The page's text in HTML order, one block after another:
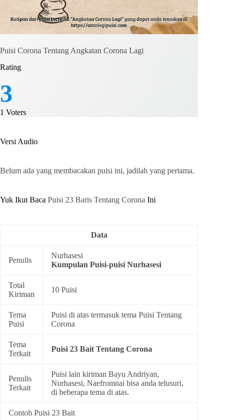
Puisi Corona Tentang Angkatan Corona Lagi
Rating
3
1 Voters
Versi Audio
Belum ada yang membacakan puisi ini, jadilah yang pertama.
Yuk Ikut Baca Puisi 23 Baris Tentang Corona Ini
Data
Penulis
Nurhasesi
Kumpulan Puisi-puisi Nurhasesi
Total
Kiriman
10 Puisi
Tema
Puisi
Puisi di atas termasuk tema Puisi Tentang
Corona
Tema
Terkait
Puisi 23 Bait Tentang Corona
Penulis
Terkait
Puisi lain kiriman Bayu Andriyan,
Nurhasesi, Naefromnai bisa anda telusuri,
di beberapa tema di atas.
Contoh Puisi 23 Bait